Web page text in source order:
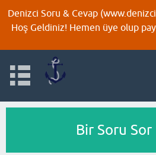
Denizci Soru & Cevap
Hoş Geldiniz! Hemen üye olup
Bir Soru Sor